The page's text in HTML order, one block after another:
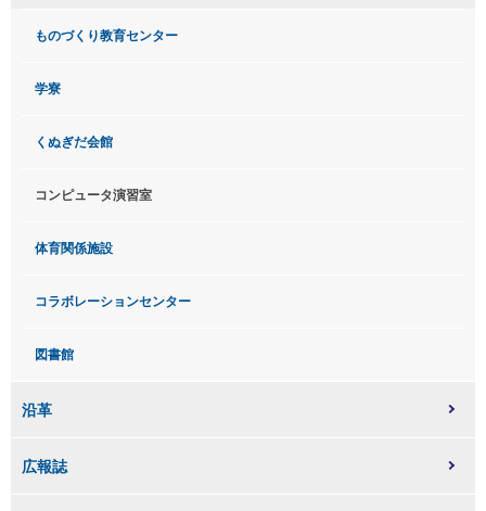
ものづくり教育センター
学寮
くぬぎだ会館
コンピュータ演習室
体育関係施設
コラボレーションセンター
図書館
沿革
広報誌